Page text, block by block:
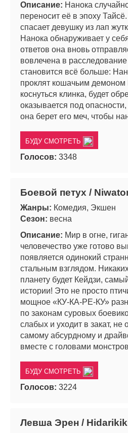
Описание: Нанока
переносит её в эпоху
спасает девушку из лап
Нанока обнаруживает у
ответов она вновь
вовлечена в
становится всё больше:
проклят кошачьим демоном
коснуться клинка, будет
оказывается под
она берет его меч, чтобы
БУДУ СМОТРЕТЬ
Голосов: 3348
Боевой петух /
Жанры: Комедия, Экшен
Сезон: весна
Описание: Мир в огне,
человечество уже готово
появляется одинокий
стальным взглядом.
планету будет Кейдзи,
истории! Это не просто
мощное «КУ-КА-РЕ-КУ»
по законам суровых
слабых и уходит в закат, не
самому абсурдному и
вместе с головами
БУДУ СМОТРЕТЬ
Голосов: 3224
Левша Эрен /